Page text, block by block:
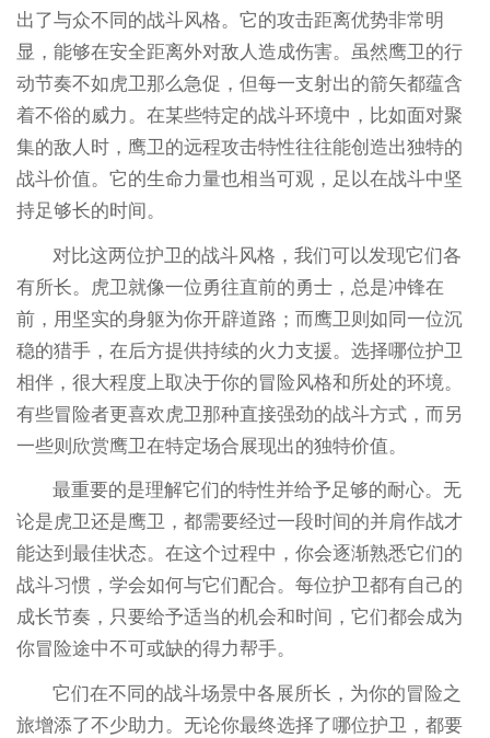
出了与众不同的战斗风格。它的攻击距离优势非常明
显，能够在安全距离外对敌人造成伤害。虽然鹰卫的行
动节奏不如虎卫那么急促，但每一支射出的箭矢都蕴含
着不俗的威力。在某些特定的战斗环境中，比如面对聚
集的敌人时，鹰卫的远程攻击特性往往能创造出独特的
战斗价值。它的生命力量也相当可观，足以在战斗中坚
持足够长的时间。
对比这两位护卫的战斗风格，我们可以发现它们各
有所长。虎卫就像一位勇往直前的勇士，总是冲锋在
前，用坚实的身躯为你开辟道路；而鹰卫则如同一位沉
稳的猎手，在后方提供持续的火力支援。选择哪位护卫
相伴，很大程度上取决于你的冒险风格和所处的环境。
有些冒险者更喜欢虎卫那种直接强劲的战斗方式，而另
一些则欣赏鹰卫在特定场合展现出的独特价值。
最重要的是理解它们的特性并给予足够的耐心。无
论是虎卫还是鹰卫，都需要经过一段时间的并肩作战才
能达到最佳状态。在这个过程中，你会逐渐熟悉它们的
战斗习惯，学会如何与它们配合。每位护卫都有自己的
成长节奏，只要给予适当的机会和时间，它们都会成为
你冒险途中不可或缺的得力帮手。
它们在不同的战斗场景中各展所长，为你的冒险之
旅增添了不少助力。无论你最终选择了哪位护卫，都要